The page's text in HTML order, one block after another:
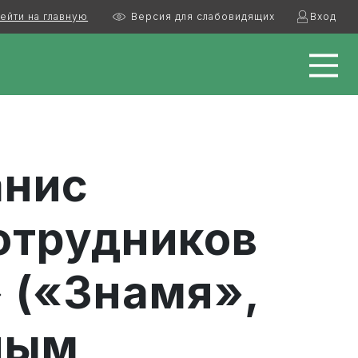
на главную
Версия для слабовидящих Вход
(«Знамя»,